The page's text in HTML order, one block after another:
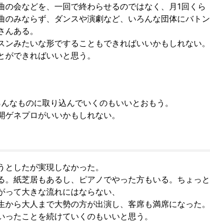
会などを、一回で終わらせるのではなく、月1回くら
みならず、ダンスや演劇など、いろんな団体にバトン
ある。
みたいな形ですることもできればいいかもしれない。
できればいいと思う。
なものに取り込んでいくのもいいとおもう。
ネプロがいいかもしれない。
したが実現しなかった。
紙芝居もあるし、ピアノでやった方もいる。ちょっと
て大きな流れにはならない、
ら大人まで大勢の方が出演し、客席も満席になった。
たことを続けていくのもいいと思う。